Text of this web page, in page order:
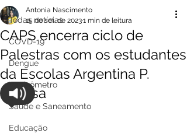
Todas notícias
COVD-19
Dengue
Vacinômetro
Saúde e Saneamento
Educação
CAPS encerra ciclo de
Palestras com os estudantes
da Escolas Argentina P.
Feitosa
Antonia Nascimento
15 de set. de 20231 min de leitura